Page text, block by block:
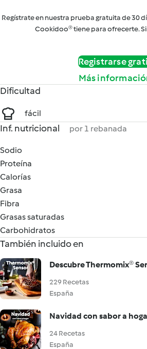
Regístrate en nuestra prueba gratuita de 30
Cookidoo® tiene para ofrecerte.
Registrarse
Más
Dificultad
fácil
Inf. nutricional por 1 rebanada
Sodio
Proteína
Calorías
Grasa
Fibra
Grasas saturadas
Carbohidratos
También incluido en
Descubre Thermomix®
229 Recetas
España
Navidad con sabor a
24 Recetas
España